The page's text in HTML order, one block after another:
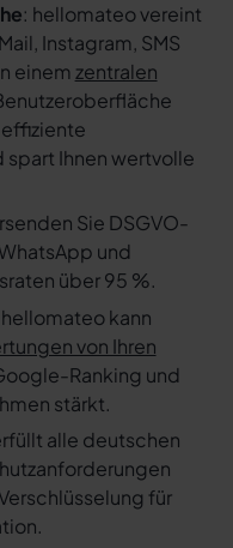
: hellomateo vereint
Instagram, SMS
einem zentralen
Ihnen wertvolle
Sie DSGVO-
und
über 95 %.
hellomateo kann
von Ihren
Ranking und
stärkt.
alle deutschen
für